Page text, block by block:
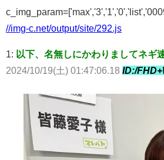
//img-c.net/output/site/292.js
1: 以下、名無しにかわりましてネギ
2024/10/19(土) 01:47:06.18 ID:/